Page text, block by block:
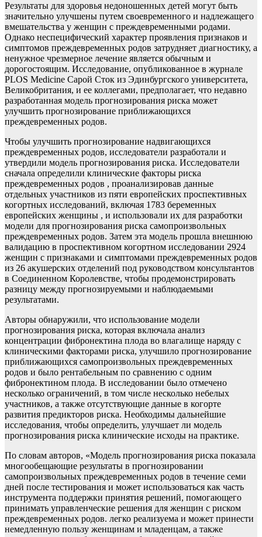
Результаты для здоровья недоношенных детей могут быть
значительно улучшены путем своевременного и надлежащего
вмешательства у женщин с преждевременными родами.
Однако неспецифический характер проявления признаков и
симптомов преждевременных родов затрудняет диагностику, а
ненужное чрезмерное лечение является обычным и
дорогостоящим. Исследование, опубликованное в журнале
PLOS Medicine Сарой Сток из Эдинбургского университета,
Великобритания, и ее коллегами, предполагает, что недавно
разработанная модель прогнозирования риска может
улучшить прогнозирование приближающихся
преждевременных родов.
Чтобы улучшить прогнозирование надвигающихся
преждевременных родов, исследователи разработали и
утвердили модель прогнозирования риска. Исследователи
сначала определили клинические факторы риска
преждевременных родов , проанализировав данные
отдельных участников из пяти европейских проспективных
когортных исследований, включая 1783 беременных
европейских женщины , и использовали их для разработки
модели для прогнозирования риска самопроизвольных
преждевременных родов. Затем эта модель прошла внешнюю
валидацию в проспективном когортном исследовании 2924
женщин с признаками и симптомами преждевременных родов
из 26 акушерских отделений под руководством консультантов
в Соединенном Королевстве, чтобы продемонстрировать
разницу между прогнозируемыми и наблюдаемыми
результатами.
Авторы обнаружили, что использование модели
прогнозирования риска, которая включала анализ
концентрации фибронектина плода во влагалище наряду с
клиническими факторами риска, улучшило прогнозирование
приближающихся самопроизвольных преждевременных
родов и было рентабельным по сравнению с одним
фибронектином плода. В исследовании было отмечено
несколько ограничений, в том числе несколько небелых
участников, а также отсутствующие данные в когорте
развития предикторов риска. Необходимы дальнейшие
исследования, чтобы определить, улучшает ли модель
прогнозирования риска клинические исходы на практике.
По словам авторов, «Модель прогнозирования риска показала
многообещающие результаты в прогнозировании
самопроизвольных преждевременных родов в течение семи
дней после тестирования и может использоваться как часть
инструмента поддержки принятия решений, помогающего
принимать управленческие решения для женщин с риском
преждевременных родов. легко реализуема и может принести
немедленную пользу женщинам и младенцам, а также